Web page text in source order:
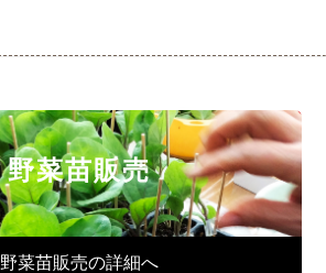
野菜苗販売
野菜苗販売の詳細へ